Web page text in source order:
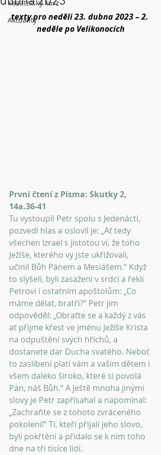
Kazatelský kurz
Aktuality
texty pro neděli 23. dubna 2023 – 2.
neděle po Velikonocích
První čtení z Písma: Skutky 2,
14a.36-41
Tu vystoupil Petr spolu s Jedenácti,
pozvedl hlas a oslovil je: „Ať tedy
všechen Izrael s jistotou ví, že toho
Ježíše, kterého vy jste ukřižovali,
učinil Bůh Pánem a Mesiášem.“ Když
to slyšeli, byli zasaženi v srdci a řekli
Petrovi i ostatním apoštolům: „Co
máme dělat, bratři?“ Petr jim
odpověděl: „Obraťte se a každý z vás
ať přijme křest ve jménu Ježíše Krista
na odpuštění svých hříchů, a
dostanete dar Ducha svatého. Neboť
to zaslíbení platí vám a vašim dětem i
všem daleko široko, které si povolá
Pán, náš Bůh.“ A ještě mnoha jinými
slovy je Petr zapřísahal a napomínal:
„Zachraňte se z tohoto zvráceného
pokolení!“ Ti, kteří přijali jeho slovo,
byli pokřtěni a přidalo se k nim toho
dne na tři tisíce lidí.